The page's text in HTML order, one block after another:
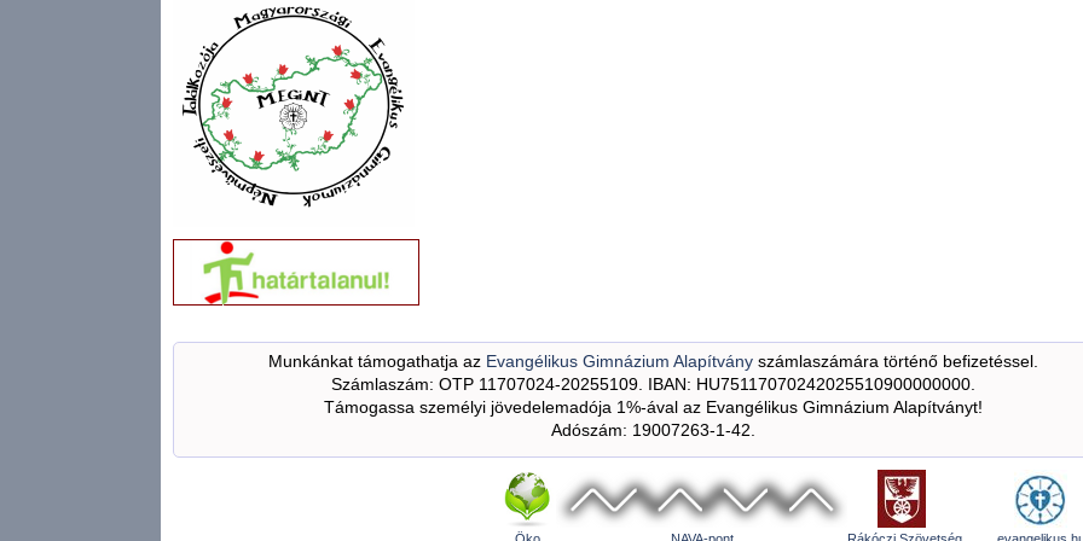
Munkánkat támogathatja az Evangélikus Gimnázium Alapítványszámlaszámára történő befizetéssel.
Számlaszám: OTP 11707024-20255109. IBAN: HU75117070242025510900000000.
Támogassa személyi jövedelemadója 1%-ával az Evangélikus Gimnázium Alapítványt!
Adószám: 19007263-1-42.